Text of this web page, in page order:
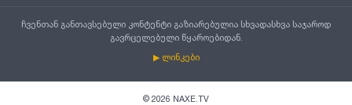
ჩვენთან განთავსებული კონტენტი გაზიარებულია სხვადასხვა საჯაროდ
გავრცელებული წყაროებიდან.
▶ ლინკები
© 2026 NAXE.TV